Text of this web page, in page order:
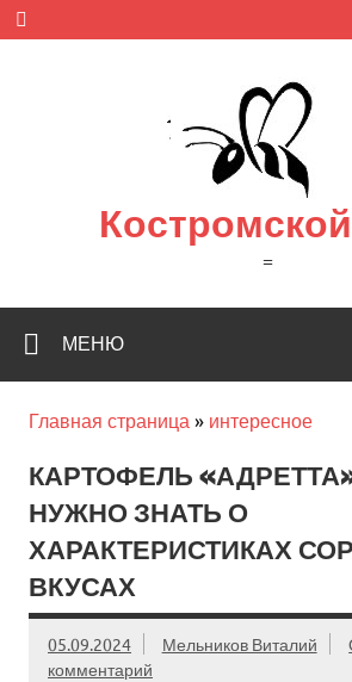
Skip
content
=
МЕНЮ
Главная страница » интересное
КАРТОФЕЛЬ
НУЖНО ЗНАТЬ О
ХАРАКТЕРИСТИКАХ
ВКУСАХ
05.09.2024 Мельников Виталий
комментарий